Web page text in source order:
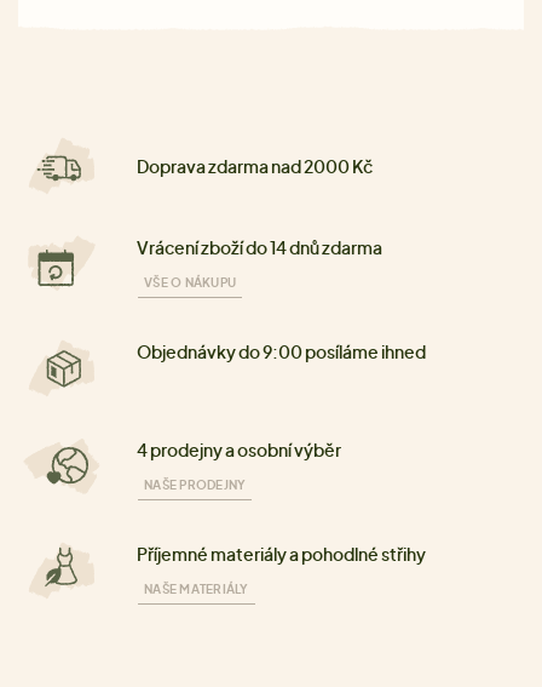
Doprava zdarma nad 2000 Kč
Vrácení zboží do 14 dnů zdarma
VŠE O NÁKUPU
Objednávky do 9:00 posíláme ihned
4 prodejny a osobní výběr
NAŠE PRODEJNY
Příjemné materiály a pohodlné střihy
NAŠE MATERIÁLY